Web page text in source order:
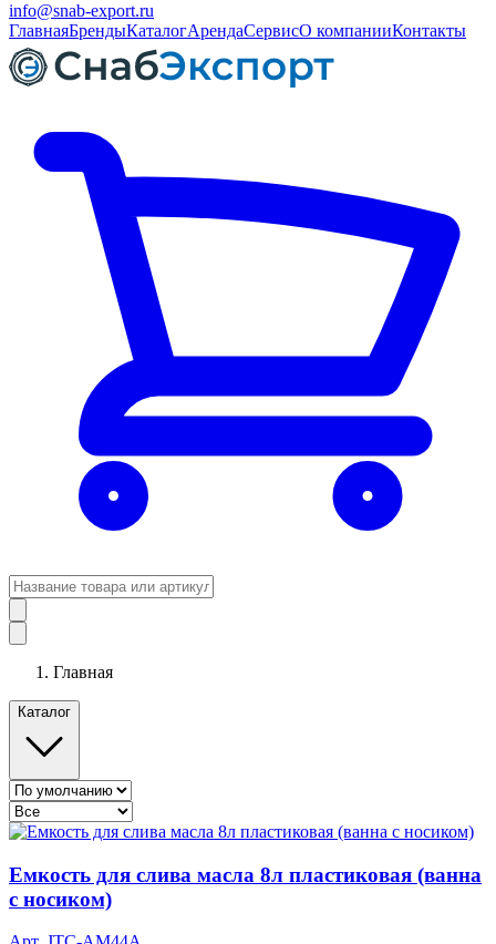
info@snab-export.ru
ГлавнаяБрендыКаталогАрендаСервисО компанииКонтакты
Главная
Каталог
Емкость для слива масла 8л пластиковая (ванна
с носиком)